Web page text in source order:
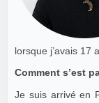
lorsque j’avais 17
Comment s’est
Je suis arrivé en